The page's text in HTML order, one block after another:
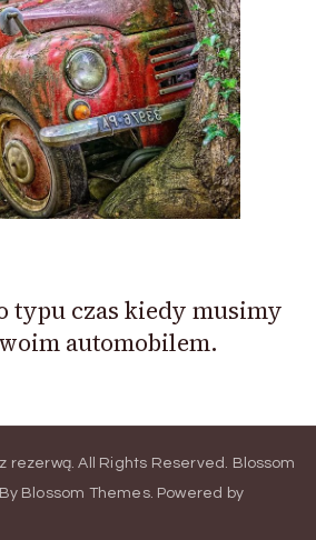
typu czas kiedy musimy
automobilem.
rezerwą. All Rights Reserved. Blossom
Blossom Themes. Powered by